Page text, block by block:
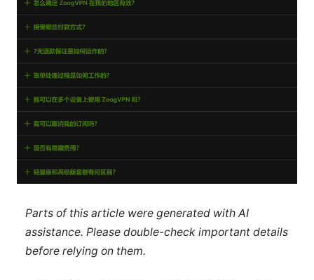
Parts of this article were generated with AI
assistance. Please double-check important details
before relying on them.